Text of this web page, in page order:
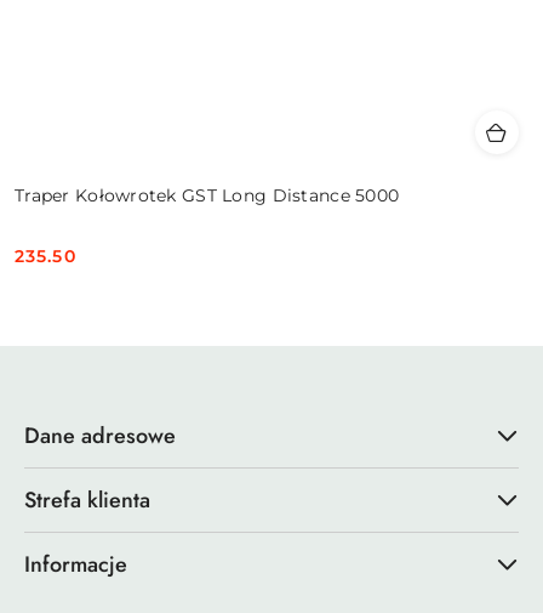
Traper Kołowrotek GST Long Distance 5000
Cena:
235.50
Dane adresowe
Strefa klienta
Informacje